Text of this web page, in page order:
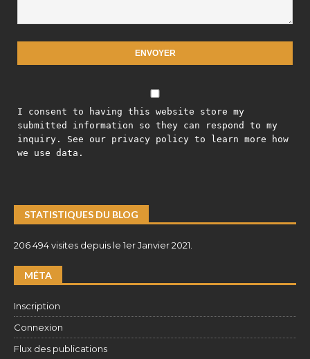
I consent to having this website store my
submitted information so they can respond to my
inquiry. See our privacy policy to learn more how
we use data.
STATISTIQUES DU BLOG
206 494 visites depuis le 1er Janvier 2021.
MÉTA
Inscription
Connexion
Flux des publications